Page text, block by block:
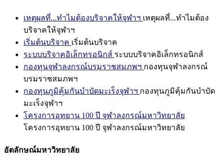
เหตุผลที่...ทำไมต้องบริจาคให้จุฬาฯ เหตุผลที่...ทำไมต้อง
บริจาคให้จุฬาฯ
เริ่มต้นบริจาค เริ่มต้นบริจาค
ระบบบริจาคอิเล็กทรอนิกส์ ระบบบริจาคอิเล็กทรอนิกส์
กองทุนจุฬาลงกรณ์บรมราชสมภพฯ กองทุนจุฬาลงกรณ์
บรมราชสมภพฯ
กองทุนภูมิคุ้มกันบำบัดมะเร็งจุฬาฯ กองทุนภูมิคุ้มกันบำบัด
มะเร็งจุฬาฯ
โครงการอุทยาน 100 ปี จุฬาลงกรณ์มหาวิทยาลัย
โครงการอุทยาน 100 ปี จุฬาลงกรณ์มหาวิทยาลัย
อัตลักษณ์มหาวิทยาลัย